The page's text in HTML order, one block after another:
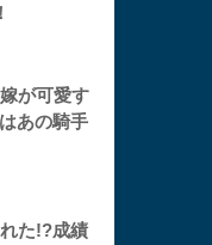
が可愛す
あの騎手
た!?成績